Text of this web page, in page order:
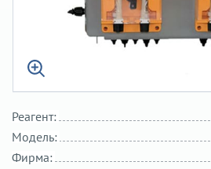
Реагент:
Модель:
Фирма: